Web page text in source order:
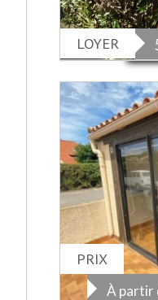
LOYER
PRIX
À partir